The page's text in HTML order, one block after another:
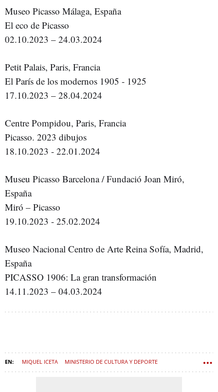
Museo Picasso Málaga, España
El eco de Picasso
02.10.2023 – 24.03.2024
Petit Palais, Paris, Francia
El París de los modernos 1905 - 1925
17.10.2023 – 28.04.2024
Centre Pompidou, Paris, Francia
Picasso. 2023 dibujos
18.10.2023 - 22.01.2024
Museu Picasso Barcelona / Fundació Joan Miró,
España
Miró – Picasso
19.10.2023 - 25.02.2024
Museo Nacional Centro de Arte Reina Sofía, Madrid,
España
PICASSO 1906: La gran transformación
14.11.2023 – 04.03.2024
MIQUEL ICETA MINISTERIO DE CULTURA Y DEPORTE